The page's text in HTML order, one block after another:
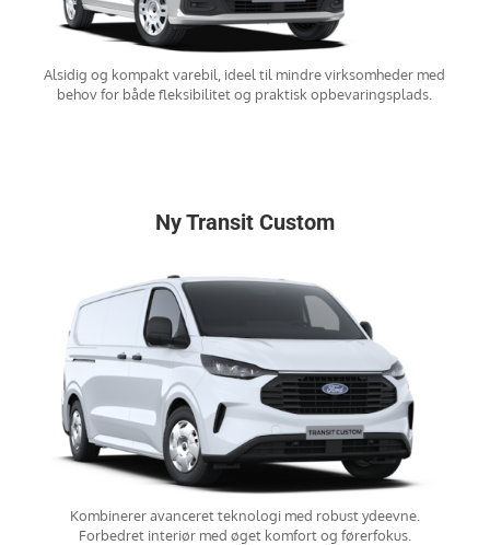
Alsidig og kompakt varebil, ideel til mindre virksomheder med
behov for både fleksibilitet og praktisk opbevaringsplads.
Ny Transit Custom
Kombinerer avanceret teknologi med robust ydeevne.
Forbedret interiør med øget komfort og førerfokus.